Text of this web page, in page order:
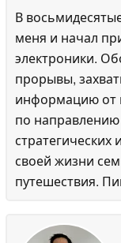
В
меня и начал
электроники.
прорывы,
информацию от
по
своей жизни
путешествия.